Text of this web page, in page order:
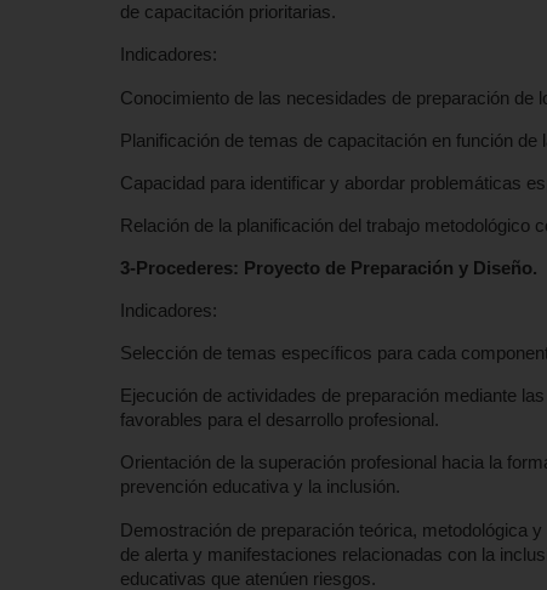
de capacitación prioritarias.
Indicadores:
Conocimiento de las necesidades de preparación de
Planificación de temas de capacitación en función
Capacidad para identificar y abordar problemáticas
Relación de la planificación del trabajo metodológico
3-Procederes: Proyecto de Preparación y Diseño.
Indicadores:
Selección de temas específicos para cada
Ejecución de actividades de preparación mediante
favorables para el desarrollo profesional.
Orientación de la superación profesional hacia la
prevención educativa y la inclusión.
Demostración de preparación teórica, metodológica
de alerta y manifestaciones relacionadas con la
educativas que atenúen riesgos.